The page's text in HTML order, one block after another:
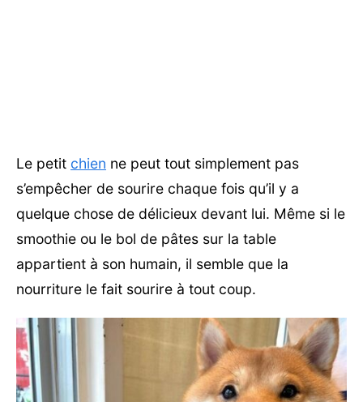
Le petit chien ne peut tout simplement pas
s’empêcher de sourire chaque fois qu’il y a
quelque chose de délicieux devant lui. Même si le
smoothie ou le bol de pâtes sur la table
appartient à son humain, il semble que la
nourriture le fait sourire à tout coup.